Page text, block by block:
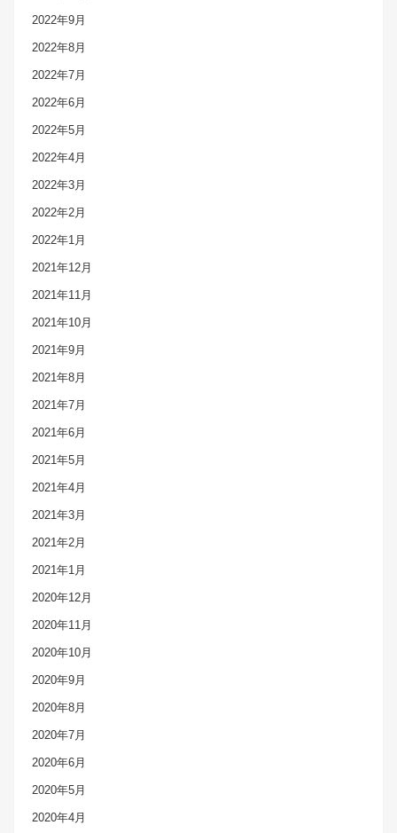
2022年9月
2022年8月
2022年7月
2022年6月
2022年5月
2022年4月
2022年3月
2022年2月
2022年1月
2021年12月
2021年11月
2021年10月
2021年9月
2021年8月
2021年7月
2021年6月
2021年5月
2021年4月
2021年3月
2021年2月
2021年1月
2020年12月
2020年11月
2020年10月
2020年9月
2020年8月
2020年7月
2020年6月
2020年5月
2020年4月